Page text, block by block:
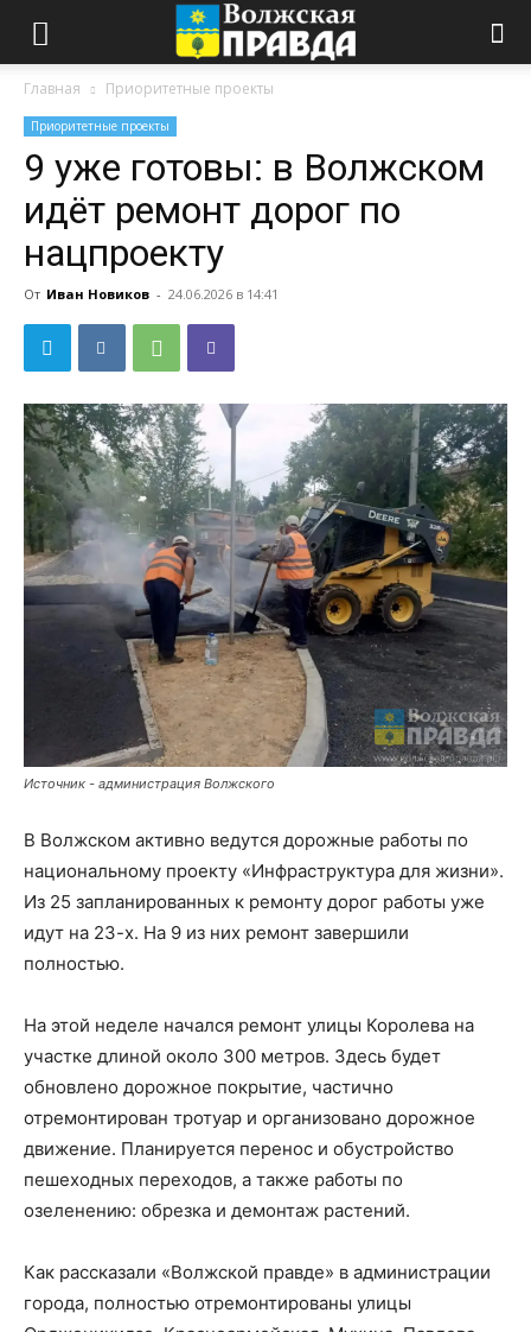
Главная Приоритетные проекты
Приоритетные проекты
9 уже готовы: в Волжском
идёт ремонт дорог по
нацпроекту
От Иван Новиков - 24.06.2026 в 14:41
Источник - администрация Волжского
В Волжском активно ведутся дорожные работы по
национальному проекту «Инфраструктура для жизни».
Из 25 запланированных к ремонту дорог работы уже
идут на 23-х. На 9 из них ремонт завершили
полностью.
На этой неделе начался ремонт улицы Королева на
участке длиной около 300 метров. Здесь будет
обновлено дорожное покрытие, частично
отремонтирован тротуар и организовано дорожное
движение. Планируется перенос и обустройство
пешеходных переходов, а также работы по
озеленению: обрезка и демонтаж растений.
Как рассказали «Волжской правде» в администрации
города, полностью отремонтированы улицы